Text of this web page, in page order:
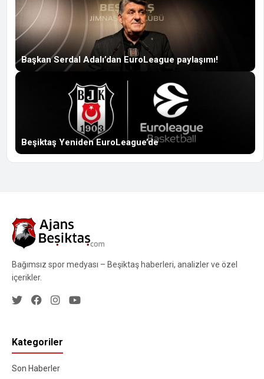
Başkan Serdal Adalı’dan EuroLeague paylaşımı!
Beşiktaş Yeniden EuroLeague’de
Bağımsız spor medyası – Beşiktaş haberleri, analizler ve özel
içerikler.
Kategoriler
Son Haberler